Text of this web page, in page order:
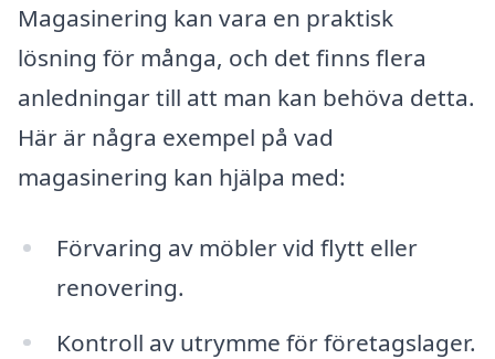
Magasinering kan vara en praktisk
lösning för många, och det finns flera
anledningar till att man kan behöva detta.
Här är några exempel på vad
magasinering kan hjälpa med:
Förvaring av möbler vid flytt eller
renovering.
Kontroll av utrymme för företagslager.